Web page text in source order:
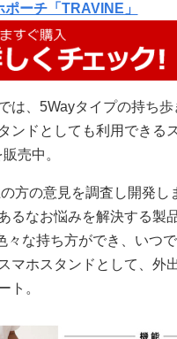
ポーチ「TRAVINE」
は、5Wayタイプの持ち
ンドとしても利用できる
販売中。
方の意見を調査し開発し
るなお悩みを解決する製
々な持ち方ができ、いつ
マホスタンドとして、外
ト。